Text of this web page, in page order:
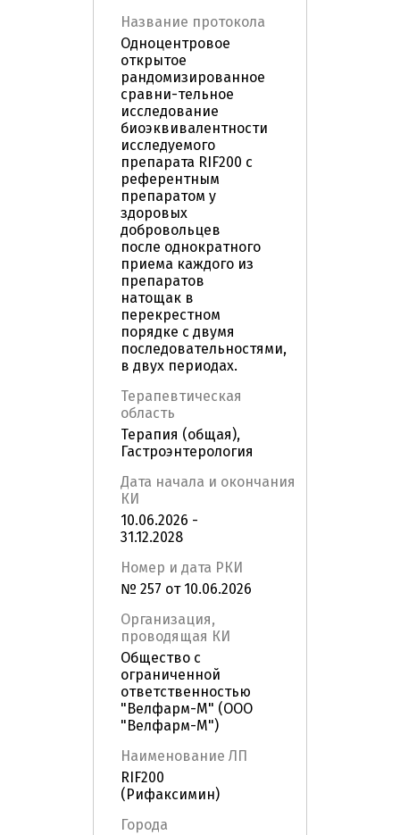
Название протокола
Одноцентровое
открытое
рандомизированное
сравни-тельное
исследование
биоэквивалентности
исследуемого
препарата RIF200 c
референтным
препаратом у
здоровых
добровольцев
после однократного
приема каждого из
препаратов
натощак в
перекрестном
порядке с двумя
последовательностями,
в двух периодах.
Терапевтическая
область
Терапия (общая),
Гастроэнтерология
Дата начала и окончания
КИ
10.06.2026 -
31.12.2028
Номер и дата РКИ
№ 257 от 10.06.2026
Организация,
проводящая КИ
Общество с
ограниченной
ответственностью
"Велфарм-М" (ООО
"Велфарм-М")
Наименование ЛП
RIF200
(Рифаксимин)
Города